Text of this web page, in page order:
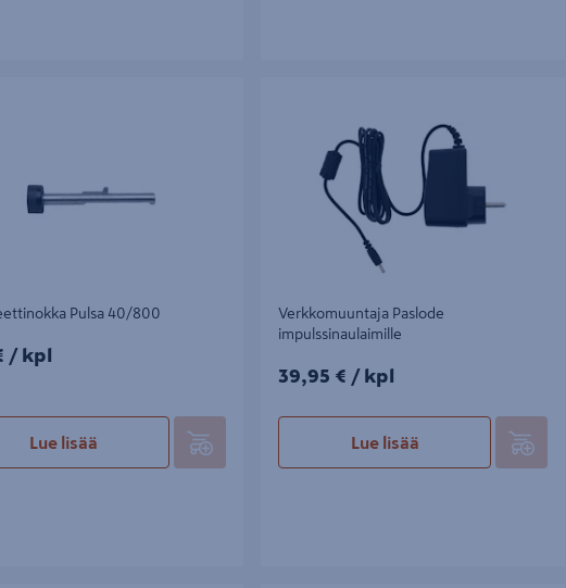
Pulsa 40/800
kpl
/ kpl
Lue lisää
Verkkomuuntaja Paslode
impulssinaulaimille
39,95€/kpl
39,95 € / kpl
Lue lisää